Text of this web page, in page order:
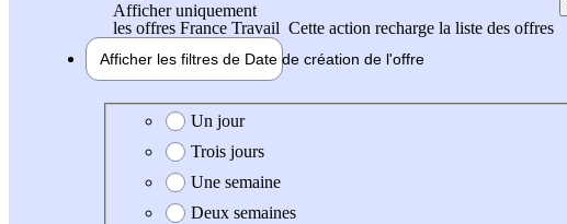
Afficher uniquement
les offres France Travail Cette action recharge la liste des offres
Afficher les filtres de Date de création de l'offre
Date de création de l'offre
Un jour
Trois jours
Une semaine
Deux semaines